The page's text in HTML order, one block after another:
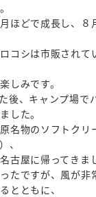
ほどで成長し、８
コシは市販されて
しみです。
後、キャンプ場で
した。
名物のソフトクリ
、
古屋に帰ってきま
たですが、風が非
とともに、